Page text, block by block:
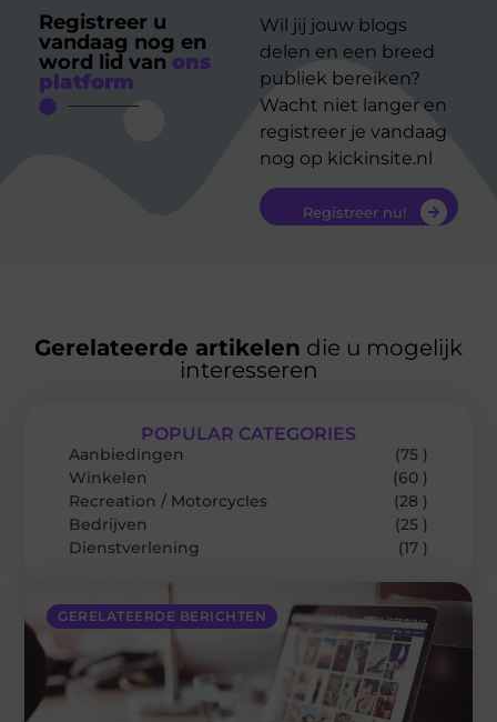
Registreer u
vandaag nog en
word lid van ons
platform
Wil jij jouw blogs
delen en een breed
publiek bereiken?
Wacht niet langer en
registreer je vandaag
nog op kickinsite.nl
Registreer nu!
Gerelateerde artikelen die u mogelijk
interesseren
GERELATEERDE BERICHTEN
POPULAR CATEGORIES
Aanbiedingen
(75 )
Winkelen
(60 )
Recreation / Motorcycles
(28 )
Bedrijven
(25 )
Dienstverlening
(17 )